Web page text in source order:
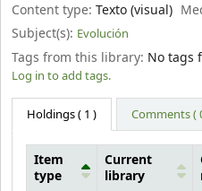
Content type: Texto (visual)
Subject(s): Evolución
Tags from this library: No tags
Log in to add tags.
Holdings( 1 ) Comments (
Item
type
Current
library